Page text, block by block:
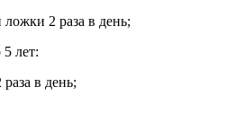
2 раза в день;
лет:
в день;